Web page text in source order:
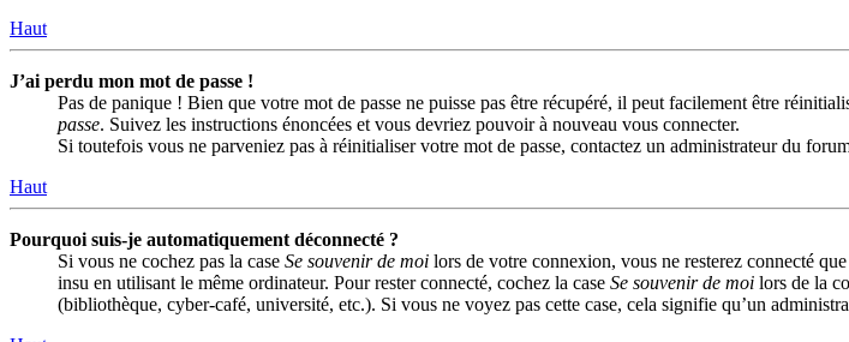
Haut
J’ai perdu mon mot de passe !
Pas de panique ! Bien que votre mot de passe ne puisse pas être récupéré, il peut facilement être
passe. Suivez les instructions énoncées et vous devriez pouvoir à nouveau vous connecter.
Si toutefois vous ne parveniez pas à réinitialiser votre mot de passe, contactez un administrateur du
Haut
Pourquoi suis-je automatiquement déconnecté ?
Si vous ne cochez pas la case Se souvenir de moi lors de votre connexion, vous ne resterez connecté
insu en utilisant le même ordinateur. Pour rester connecté, cochez la case Se souvenir de moi lors de la
(bibliothèque, cyber-café, université, etc.). Si vous ne voyez pas cette case, cela signifie qu’un